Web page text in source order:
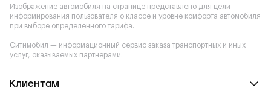
Изображение автомобиля на странице представлено для цели
информирования пользователя о классе и уровне комфорта автомобиля
при выборе определенного тарифа.
Ситимобил — информационный сервис заказа транспортных и иных
услуг, оказываемых партнерами.
Клиентам